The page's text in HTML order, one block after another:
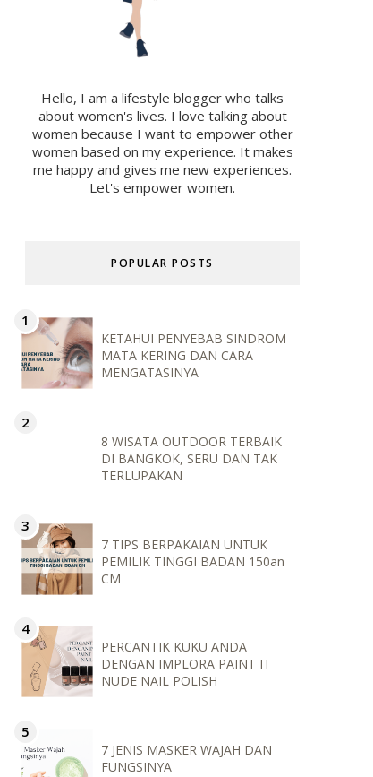
Hello, I am a lifestyle blogger who talks
about women's lives. I love talking about
women because I want to empower other
women based on my experience. It makes
me happy and gives me new experiences.
Let's empower women.
POPULAR POSTS
KETAHUI PENYEBAB SINDROM
MATA KERING DAN CARA
MENGATASINYA
8 WISATA OUTDOOR TERBAIK
DI BANGKOK, SERU DAN TAK
TERLUPAKAN
7 TIPS BERPAKAIAN UNTUK
PEMILIK TINGGI BADAN 150an
CM
PERCANTIK KUKU ANDA
DENGAN IMPLORA PAINT IT
NUDE NAIL POLISH
7 JENIS MASKER WAJAH DAN
FUNGSINYA